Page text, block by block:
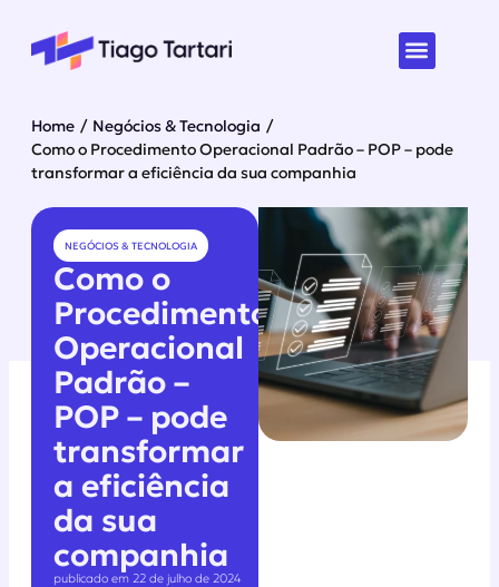
Home / Negócios & Tecnologia /
Como o Procedimento Operacional Padrão – POP – pode
transformar a eficiência da sua companhia
NEGÓCIOS & TECNOLOGIA
Como o
Procedimento
Operacional
Padrão –
POP – pode
transformar
a eficiência
da sua
companhia
publicado em 22 de julho de 2024